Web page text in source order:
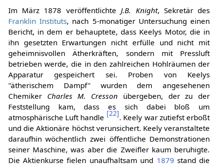
Im März 1878 veröffentlichte J.B. Knight, Sekretär des
Franklin Instituts, nach 5-monatiger Untersuchung einen
Bericht, in dem er behauptete, dass Keelys Motor, die in
ihn gesetzten Erwartungen nicht erfülle und nicht mit
geheimnisvollen Ätherkräften, sondern mit Pressluft
betrieben werde, die in den zahlreichen Hohlräumen der
Apparatur gespeichert sei. Proben von Keelys
"ätherischem Dampf" wurden dem angesehenen
Chemiker Charles M. Cresson übergeben, der zu der
Feststellung kam, dass es sich dabei bloß um
atmosphärische Luft handle [22]. Keely war zutiefst erboßt
und die Aktionäre höchst verunsichert. Keely veranstaltete
daraufhin wöchentlich zwei öffentliche Demonstrationen
seiner Maschine, was aber die Zweifler kaum beruhigte.
Die Aktienkurse fielen unaufhaltsam und 1879 stand die